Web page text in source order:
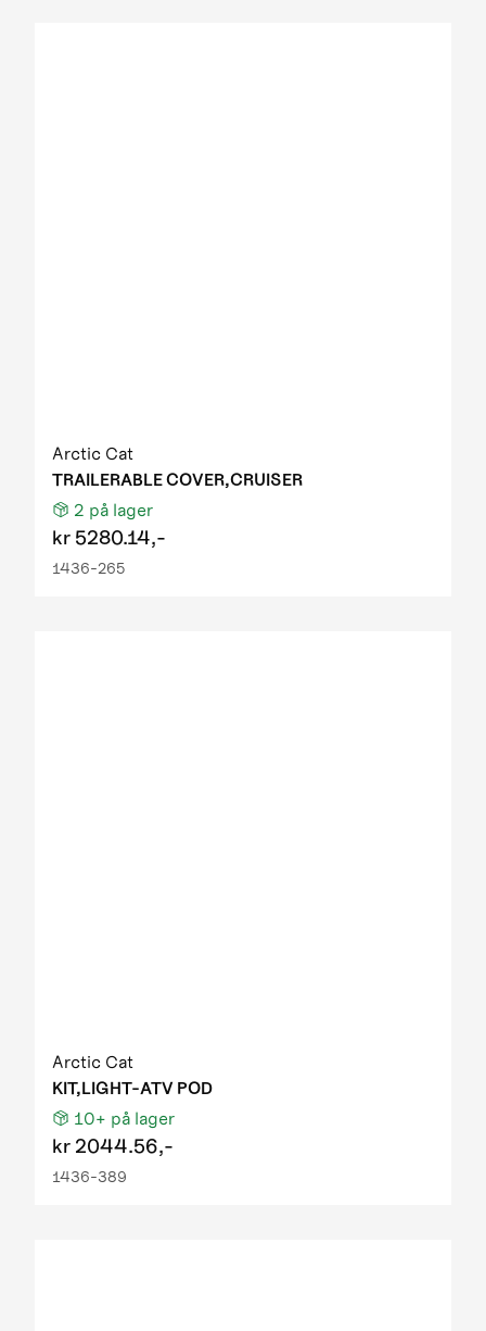
Arctic Cat
TRAILERABLE COVER,CRUISER
2 på lager
kr 5280.14,-
1436-265
Arctic Cat
KIT,LIGHT-ATV POD
10+ på lager
kr 2044.56,-
1436-389